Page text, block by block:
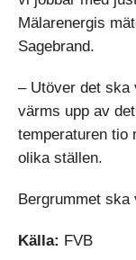
Mälarenergis
Sagebrand.
– Utöver det ska
värms upp av
temperaturen tio
olika ställen.
Bergrummet ska
Källa: FVB